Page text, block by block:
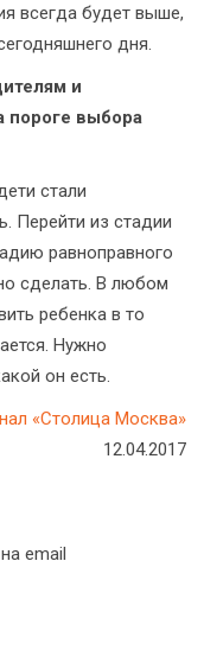
всегда будет выше,
дня.
и
пороге выбора
стали
Перейти из стадии
равноправного
сделать. В любом
ребенка в то
Нужно
он есть.
«Столица Москва»
12.04.2017
email